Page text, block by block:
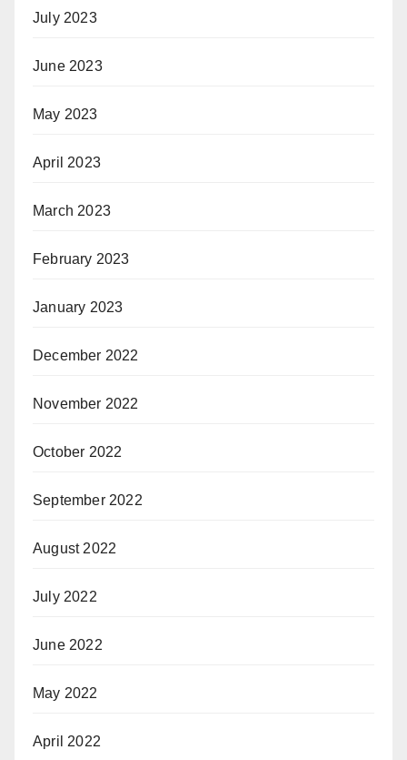
July 2023
June 2023
May 2023
April 2023
March 2023
February 2023
January 2023
December 2022
November 2022
October 2022
September 2022
August 2022
July 2022
June 2022
May 2022
April 2022